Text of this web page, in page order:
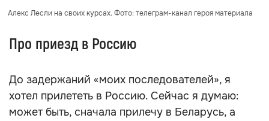
Алекс Лесли на своих курсах. Фото: телеграм-канал героя материала
Про приезд в Россию
До задержаний «моих последователей», я
хотел прилететь в Россию. Сейчас я думаю:
может быть, сначала прилечу в Беларусь, а